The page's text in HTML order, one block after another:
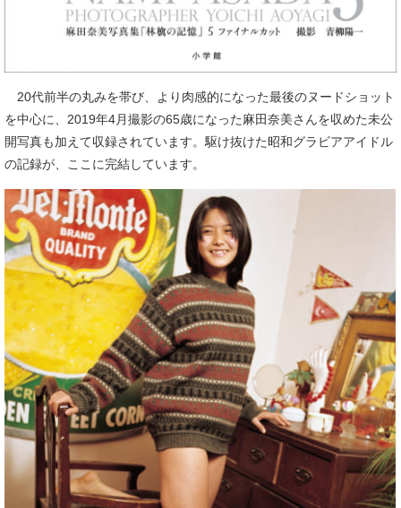
20代前半の丸みを帯び、より肉感的になった最後のヌードショット
を中心に、2019年4月撮影の65歳になった麻田奈美さんを収めた未公
開写真も加えて収録されています。駆け抜けた昭和グラビアアイドル
の記録が、ここに完結しています。